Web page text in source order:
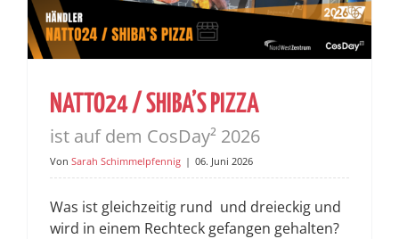
NATTO24 / SHIBA’S PIZZA
ist auf dem CosDay² 2026
Von Sarah Schimmelpfennig | 06. Juni 2026
Was ist gleichzeitig rund und dreieckig und
wird in einem Rechteck gefangen gehalten?